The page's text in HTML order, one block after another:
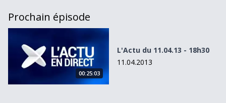
Prochain épisode
L&#039;Actu du 11.04.13 - 18h30
00:25:03
L'Actu du 11.04.13 - 18h30
11.04.2013